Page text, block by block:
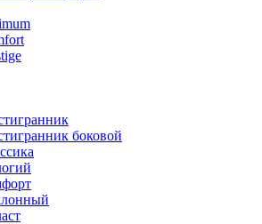
боковой